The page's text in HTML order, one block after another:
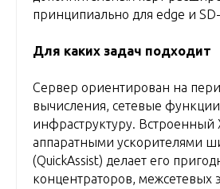
принципиально для edge и
Для каких задач подходит
Сервер ориентирован на
вычисления, сетевые
инфраструктуру. Встроенный
аппаратными ускорителями
(QuickAssist) делает его
концентраторов, межсетевых